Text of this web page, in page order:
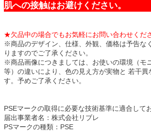
肌への接触はお避けください。
★欠品中の場合でもお気軽にお問い合わせくだ
※商品のデザイン、仕様、外観、価格は予告な
りますのでご了承ください。
※商品画像につきましては、お使いの環境（モ
等）の違いにより、色の見え方が実物と 若干異
す。予めご了承ください。
PSEマークの取得に必要な技術基準に適合して
届出事業者名：株式会社リブレ
PSマークの種類：PSE